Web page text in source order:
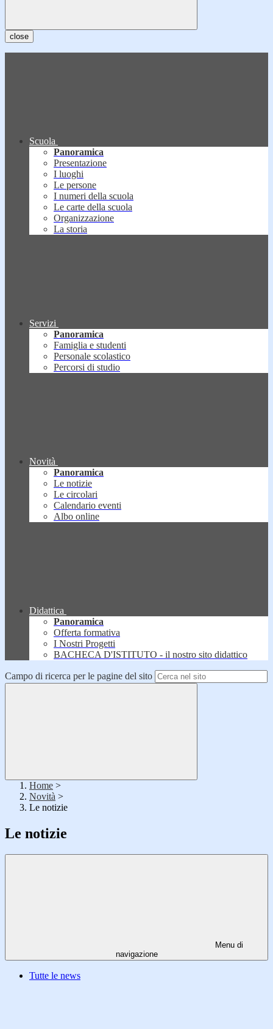
close
Scuola
Panoramica
Presentazione
I luoghi
Le persone
I numeri della scuola
Le carte della scuola
Organizzazione
La storia
Servizi
Panoramica
Famiglia e studenti
Personale scolastico
Percorsi di studio
Novità
Panoramica
Le notizie
Le circolari
Calendario eventi
Albo online
Didattica
Panoramica
Offerta formativa
I Nostri Progetti
BACHECA D'ISTITUTO - il nostro sito didattico
Campo di ricerca per le pagine del sito
Home >
Novità >
Le notizie
Le notizie
Menu di
navigazione
Tutte le news